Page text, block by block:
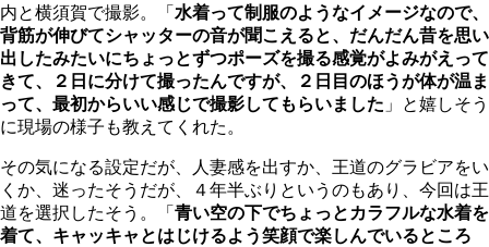
内と横須賀で撮影。「 水着って制服のようなイメージなので、
背筋が伸びてシャッターの音が聞こえると、だんだん昔を思い
出したみたいにちょっとずつポーズを撮る感覚がよみがえって
きて、２日に分けて撮ったんですが、２日目のほうが体が温ま
って、最初からいい感じで撮影してもらいました 」と嬉しそう
に現場の様子も教えてくれた。
その気になる設定だが、人妻感を出すか、王道のグラビアをい
くか、迷ったそうだが、４年半ぶりというのもあり、今回は王
道を選択したそう。「 青い空の下でちょっとカラフルな水着を
着て、キャッキャとはじけるよう笑顔で楽しんでいるところ